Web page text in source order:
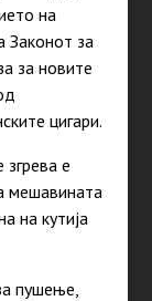
на
Законот за
за новите
цигари.
е
мешавината
на кутија
пушење,